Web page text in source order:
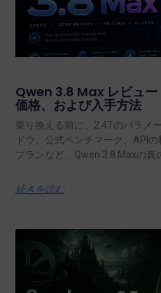
Qwen 3.8 Max レビュー
価格、および入手方法
乗り換える前に、2.4Tのパラメ
ドウ、公式ベンチマーク、API
プランなど、Qwen 3.8 Maxの真
続きを読む